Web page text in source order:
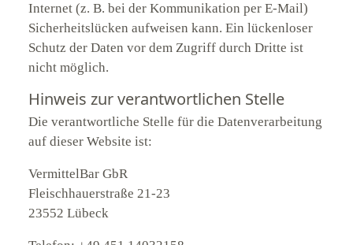
Internet (z. B. bei der Kommunikation per E-Mail)
Sicherheitslücken aufweisen kann. Ein lückenloser
Schutz der Daten vor dem Zugriff durch Dritte ist
nicht möglich.
Hinweis zur verantwortlichen Stelle
Die verantwortliche Stelle für die Datenverarbeitung
auf dieser Website ist:
VermittelBar GbR
Fleischhauerstraße 21-23
23552 Lübeck